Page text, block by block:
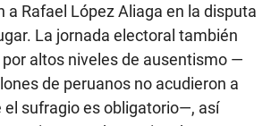
a Rafael López Aliaga en la disputa
La jornada electoral también
altos niveles de ausentismo —
de peruanos no acudieron a
el sufragio es obligatorio—, así